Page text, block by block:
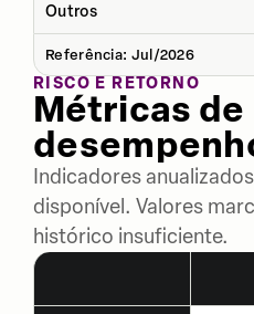
Outros
Referência: Jul/2026
RISCO E RETORNO
Métricas de
Indicadores
disponível. Valores
histórico insuficiente.